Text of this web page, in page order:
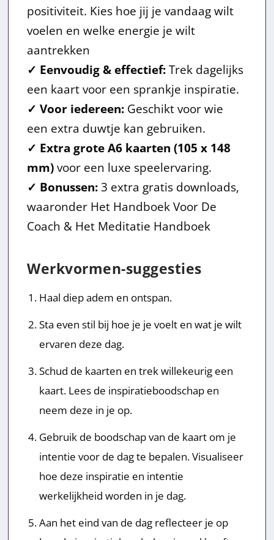
positiviteit. Kies hoe jij je vandaag wilt
voelen en welke energie je wilt
aantrekken
✓ Eenvoudig & effectief:Trek dagelijks
een kaart voor een sprankje inspiratie.
✓ Voor iedereen: Geschikt voor wie
een extra duwtje kan gebruiken.
✓ Extra grote A6 kaarten (105 x 148
mm)voor een luxe speelervaring.
✓ Bonussen:3 extra gratis downloads,
waaronder Het Handboek Voor De
Coach & Het Meditatie Handboek
Werkvormen-suggesties
Haal diep adem en ontspan.
Sta even stil bij hoe je je voelt en wat je wilt
ervaren deze dag.
Schud de kaarten en trek willekeurig een
kaart. Lees de inspiratieboodschap en
neem deze in je op.
Gebruik de boodschap van de kaart om je
intentie voor de dag te bepalen. Visualiseer
hoe deze inspiratie en intentie
werkelijkheid worden in je dag.
Aan het eind van de dag reflecteer je op